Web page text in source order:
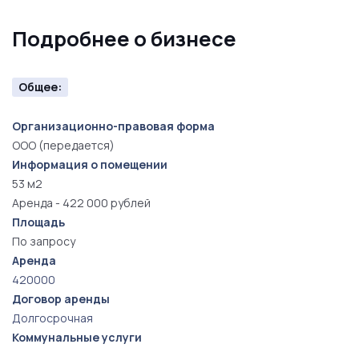
Подробнее о бизнесе
Общее:
Организационно-правовая форма
ООО (передается)
Информация о помещении
53 м2
Аренда - 422 000 рублей
Площадь
По запросу
Аренда
420000
Договор аренды
Долгосрочная
Коммунальные услуги